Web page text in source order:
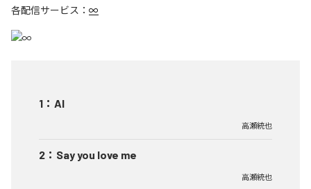
各配信サービス： ∞
1 ： AI
高瀬統也
2 ： Say you love me
高瀬統也